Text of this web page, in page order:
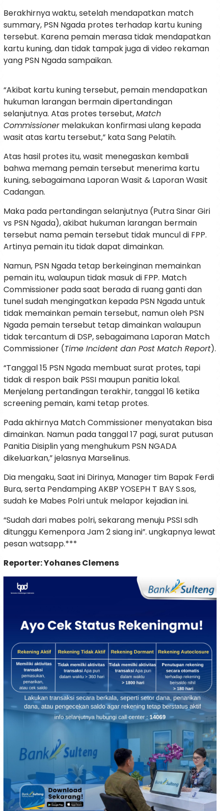
Berakhirnya waktu, setelah mendapatkan match
summary, PSN Ngada protes terhadap kartu kuning
tersebut. Karena pemain merasa tidak mendapatkan
kartu kuning, dan tidak tampak juga di video rekaman
yang PSN Ngada sampaikan.
“Akibat kartu kuning tersebut, pemain mendapatkan
hukuman larangan bermain dipertandingan
selanjutnya. Atas protes tersebut,Match
Commissionermelakukan konfirmasi ulang kepada
wasit atas kartu tersebut,” kata Sang Pelatih.
Atas hasil protes itu, wasit menegaskan kembali
bahwa memang pemain tersebut menerima kartu
kuning, sebagaimana Laporan Wasit & Laporan Wasit
Cadangan.
Maka pada pertandingan selanjutnya (Putra Sinar Giri
vs PSN Ngada), akibat hukuman larangan bermain
tersebut nama pemain tersebut tidak muncul di FPP.
Artinya pemain itu tidak dapat dimainkan.
Namun, PSN Ngada tetap berkeinginan memainkan
pemain itu, walaupun tidak masuk di FPP. Match
Commissioner pada saat berada di ruang ganti dan
tunel sudah mengingatkan kepada PSN Ngada untuk
tidak memainkan pemain tersebut, namun oleh PSN
Ngada pemain tersebut tetap dimainkan walaupun
tidak tercantum di DSP, sebagaimana Laporan Match
Commissioner (Time Incident dan Post Match Report).
“Tanggal 15 PSN Ngada membuat surat protes, tapi
tidak di respon baik PSSI maupun panitia lokal.
Menjelang pertandingan terakhir, tanggal 16 ketika
screening pemain, kami tetap protes.
Pada akhirnya Match Commissioner menyatakan bisa
dimainkan. Namun pada tanggal 17 pagi, surat putusan
Panitia Disiplin yang menghukum PSN NGADA
dikeluarkan,” jelasnya Marselinus.
Dia mengaku, Saat ini Dirinya, Manager tim Bapak Ferdi
Bura, serta Pendamping AKBP YOSEPH T BAY S.sos,
sudah ke Mabes Polri untuk melapor kejadian ini.
“Sudah dari mabes polri, sekarang menuju PSSI sdh
ditunggu Kemenpora Jam 2 siang ini”. ungkapnya lewat
pesan watsapp.***
Reporter: Yohanes Clemens